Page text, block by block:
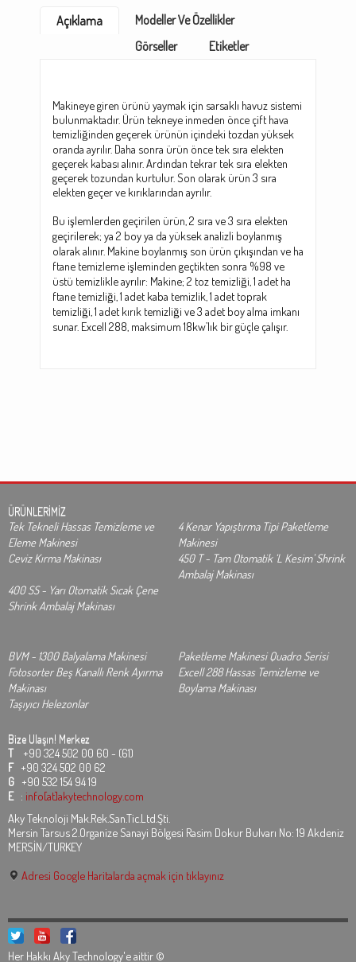
Açıklama
Modeller Ve Özellikler
Görseller
Etiketler
Makineye giren ürünü yaymak için sarsaklı havuz sistemi
bulunmaktadır. Ürün tekneye inmeden önce çift hava
temizliğinden geçerek ürünün içindeki tozdan yüksek
oranda ayrılır. Daha sonra ürün önce tek sıra elekten
geçerek kabası alınır. Ardından tekrar tek sıra elekten
geçerek tozundan kurtulur. Son olarak ürün 3 sıra
elekten geçer ve kırıklarından ayrılır.
Bu işlemlerden geçirilen ürün, 2 sıra ve 3 sıra elekten
geçirilerek; ya 2 boy ya da yüksek analizli boylanmış
olarak alınır. Makine boylanmış son ürün çıkışından ve ha
ftane temizleme işleminden geçtikten sonra %98 ve
üstü temizlikle ayrılır: Makine; 2 toz temizliği, 1 adet ha
ftane temizliği, 1 adet kaba temizlik, 1 adet toprak
temizliği, 1 adet kırık temizliği ve 3 adet boy alma imkanı
sunar. Excell 288, maksimum 18kw’lık bir güçle çalışır.
ÜRÜNLERİMİZ
Tek Tekneli Hassas Temizleme ve
Eleme Makinesi
4 Kenar Yapıştırma Tipi Paketleme
Makinesi
Ceviz Kırma Makinası
450 T - Tam Otomatik ‘L Kesim’ Shrink
Ambalaj Makinası
400 SS - Yarı Otomatik Sıcak Çene
Shrink Ambalaj Makinası
BVM - 1300 Balyalama Makinesi
Paketleme Makinesi Quadro Serisi
Fotosorter Beş Kanallı Renk Ayırma
Makinası
Excell 288 Hassas Temizleme ve
Boylama Makinası
Taşıyıcı Helezonlar
Bize Ulaşın! Merkez
T +90 324 502 00 60 - (61)
F +90 324 502 00 62
G +90 532 154 94 19
E : info[at]akytechnology.com
Aky Teknoloji Mak.Rek.San.Tic.Ltd.Şti.
Mersin Tarsus 2.Organize Sanayi Bölgesi Rasim Dokur Bulvarı No: 19 Akdeniz
MERSİN/TURKEY
Adresi Google Haritalarda açmak için tıklayınız
Her Hakkı Aky Technology'e aittir ©